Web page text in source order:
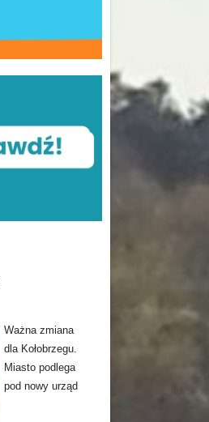
Ważna zmiana
dla Kołobrzegu.
Miasto podlega
pod nowy urząd